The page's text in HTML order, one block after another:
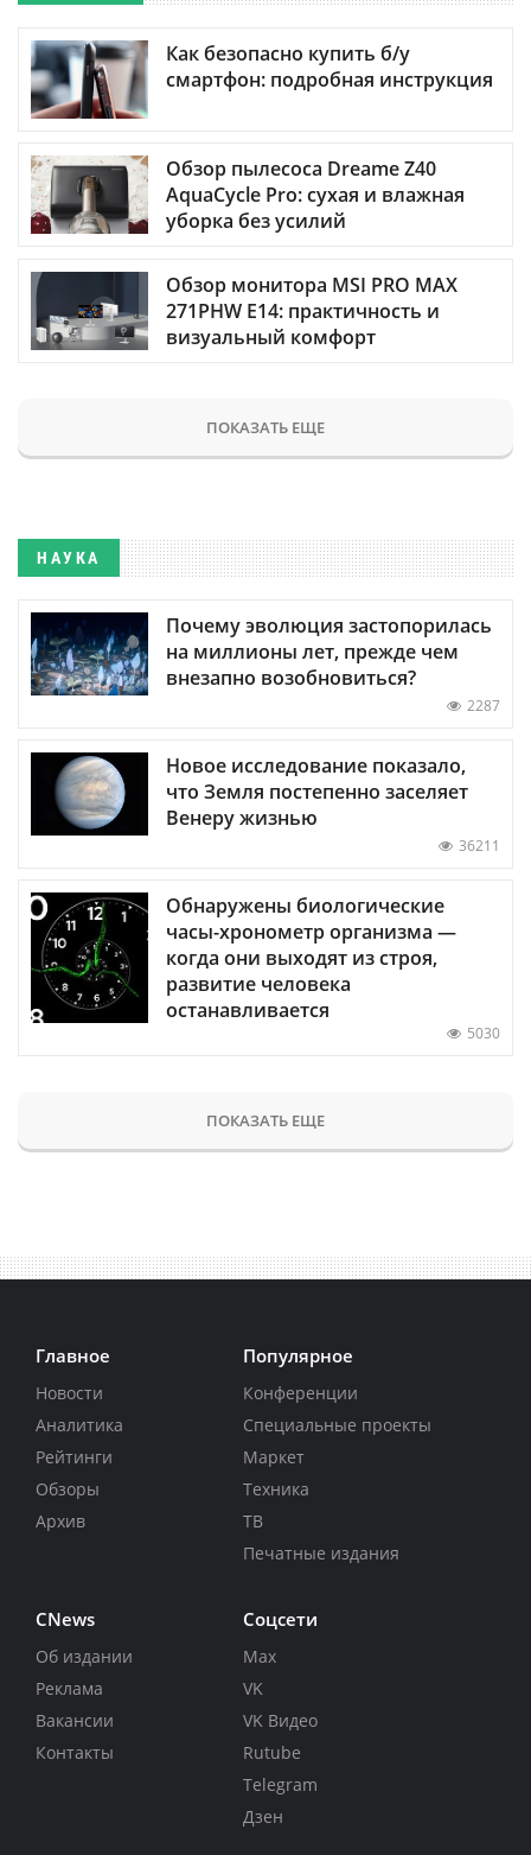
Как безопасно купить б/у
смартфон: подробная инструкция
Обзор пылесоса Dreame Z40
AquaCycle Pro: сухая и влажная
уборка без усилий
Обзор монитора MSI PRO MAX
271PHW E14: практичность и
визуальный комфорт
ПОКАЗАТЬ ЕЩЕ
НАУКА
Почему эволюция застопорилась
на миллионы лет, прежде чем
внезапно возобновиться?
2287
Новое исследование показало,
что Земля постепенно заселяет
Венеру жизнью
36211
Обнаружены биологические
часы-хронометр организма —
когда они выходят из строя,
развитие человека
останавливается
5030
ПОКАЗАТЬ ЕЩЕ
Главное
Новости
Аналитика
Рейтинги
Обзоры
Архив
Популярное
Конференции
Специальные проекты
Маркет
Техника
ТВ
Печатные издания
CNews
Об издании
Реклама
Вакансии
Контакты
Соцсети
Max
VK
VK Видео
Rutube
Telegram
Дзен